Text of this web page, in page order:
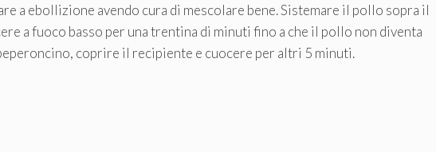
a ebollizione avendo cura di mescolare bene. Sistemare il pollo sopra il
a fuoco basso per una trentina di minuti fino a che il pollo non diventa
coprire il recipiente e cuocere per altri 5 minuti.